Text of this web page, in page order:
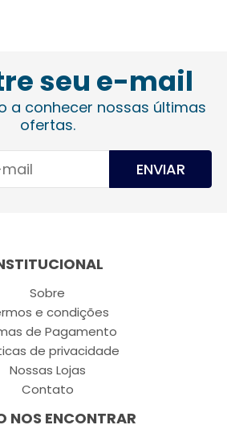
seu e-mail
a conhecer nossas últimas
ofertas.
ENVIAR
Sobre
e condições
de Pagamento
de privacidade
Nossas Lojas
Contato
NOS ENCONTRAR